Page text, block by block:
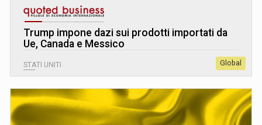
Trump impone dazi sui prodotti importati da
Ue, Canada e Messico
STATI UNITI Global